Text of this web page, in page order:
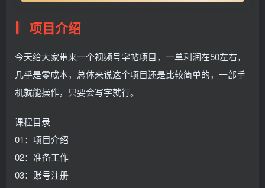
项目介绍
今天给大家带来一个视频号字帖项目，一单利润在50左右，
几乎是零成本，总体来说这个项目还是比较简单的，一部手
机就能操作，只要会写字就行。
课程目录
01：项目介绍
02：准备工作
03：账号注册